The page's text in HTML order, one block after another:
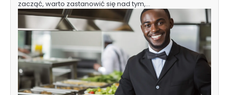
zacząć, warto zastanowić się nad tym,…